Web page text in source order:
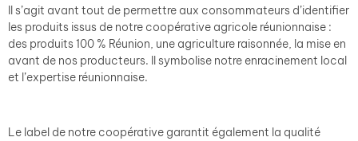
Il s’agit avant tout de permettre aux consommateurs d’identifier
les produits issus de notre coopérative agricole réunionnaise :
des produits 100 % Réunion, une agriculture raisonnée, la mise en
avant de nos producteurs. Il symbolise notre enracinement local
et l’expertise réunionnaise.
Le label de notre coopérative garantit également la qualité